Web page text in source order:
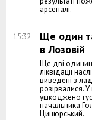
арсеналі.
15:32
Ще один
в Лозовій
Ще дві
ліквідації
виведені з
розірвалися.
ушкоджено
начальника
Цицюрський.